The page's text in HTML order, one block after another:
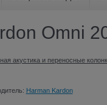
Omni
акустика и переносные
Harman Kardon